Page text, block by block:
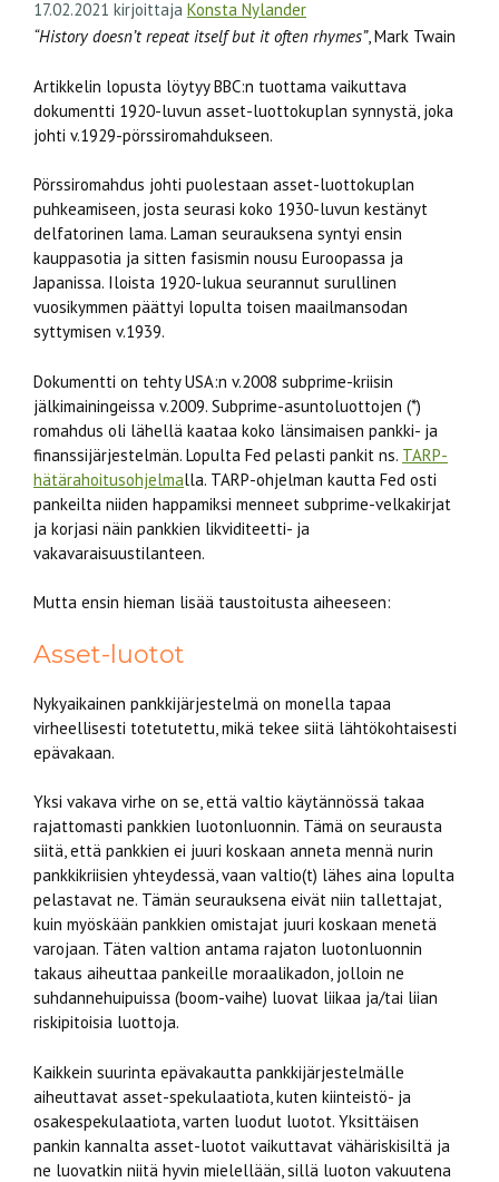
17.02.2021 kirjoittaja Konsta Nylander
“History doesn’t repeat itself but it often rhymes”, Mark Twain
Artikkelin lopusta löytyy BBC:n tuottama vaikuttava
dokumentti 1920-luvun asset-luottokuplan synnystä, joka
johti v.1929-pörssiromahdukseen.
Pörssiromahdus johti puolestaan asset-luottokuplan
puhkeamiseen, josta seurasi koko 1930-luvun kestänyt
delfatorinen lama. Laman seurauksena syntyi ensin
kauppasotia ja sitten fasismin nousu Euroopassa ja
Japanissa. Iloista 1920-lukua seurannut surullinen
vuosikymmen päättyi lopulta toisen maailmansodan
syttymisen v.1939.
Dokumentti on tehty USA:n v.2008 subprime-kriisin
jälkimainingeissa v.2009. Subprime-asuntoluottojen (*)
romahdus oli lähellä kaataa koko länsimaisen pankki- ja
finanssijärjestelmän. Lopulta Fed pelasti pankit ns. TARP-
hätärahoitusohjelmalla. TARP-ohjelman kautta Fed osti
pankeilta niiden happamiksi menneet subprime-velkakirjat
ja korjasi näin pankkien likviditeetti- ja
vakavaraisuustilanteen.
Mutta ensin hieman lisää taustoitusta aiheeseen:
Asset-luotot
Nykyaikainen pankkijärjestelmä on monella tapaa
virheellisesti totetutettu, mikä tekee siitä lähtökohtaisesti
epävakaan.
Yksi vakava virhe on se, että valtio käytännössä takaa
rajattomasti pankkien luotonluonnin. Tämä on seurausta
siitä, että pankkien ei juuri koskaan anneta mennä nurin
pankkikriisien yhteydessä, vaan valtio(t) lähes aina lopulta
pelastavat ne. Tämän seurauksena eivät niin tallettajat,
kuin myöskään pankkien omistajat juuri koskaan menetä
varojaan. Täten valtion antama rajaton luotonluonnin
takaus aiheuttaa pankeille moraalikadon, jolloin ne
suhdannehuipuissa (boom-vaihe) luovat liikaa ja/tai liian
riskipitoisia luottoja.
Kaikkein suurinta epävakautta pankkijärjestelmälle
aiheuttavat asset-spekulaatiota, kuten kiinteistö- ja
osakespekulaatiota, varten luodut luotot. Yksittäisen
pankin kannalta asset-luotot vaikuttavat vähäriskisiltä ja
ne luovatkin niitä hyvin mielellään, sillä luoton vakuutena